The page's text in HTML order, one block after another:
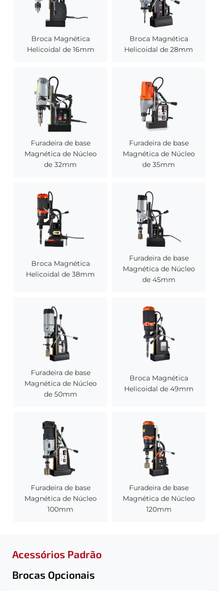
Broca Magnética
Helicoidal de 16mm
Broca Magnética
Helicoidal de 28mm
Furadeira de base
Magnética de Núcleo
de 32mm
Furadeira de base
Magnética de Núcleo
de 35mm
Broca Magnética
Helicoidal de 38mm
Furadeira de base
Magnética de Núcleo
de 45mm
Furadeira de base
Magnética de Núcleo
de 50mm
Broca Magnética
Helicoidal de 49mm
Furadeira de base
Magnética de Núcleo
100mm
Furadeira de base
Magnética de Núcleo
120mm
Acessórios Padrão
Brocas Opcionais